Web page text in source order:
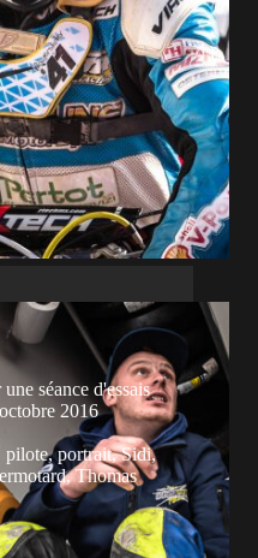
séance d'essais
2016
pilote,portrait,Sidi,
,Thomas